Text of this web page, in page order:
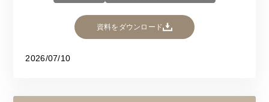
資料をダウンロード
2026/07/10